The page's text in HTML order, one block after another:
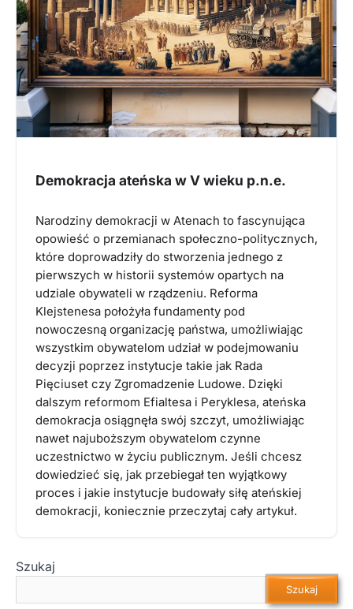
Demokracja ateńska w V wieku p.n.e.
Narodziny demokracji w Atenach to fascynująca
opowieść o przemianach społeczno-politycznych,
które doprowadziły do stworzenia jednego z
pierwszych w historii systemów opartych na
udziale obywateli w rządzeniu. Reforma
Klejstenesa położyła fundamenty pod
nowoczesną organizację państwa, umożliwiając
wszystkim obywatelom udział w podejmowaniu
decyzji poprzez instytucje takie jak Rada
Pięciuset czy Zgromadzenie Ludowe. Dzięki
dalszym reformom Efialtesa i Peryklesa, ateńska
demokracja osiągnęła swój szczyt, umożliwiając
nawet najuboższym obywatelom czynne
uczestnictwo w życiu publicznym. Jeśli chcesz
dowiedzieć się, jak przebiegał ten wyjątkowy
proces i jakie instytucje budowały siłę ateńskiej
demokracji, koniecznie przeczytaj cały artykuł.
Szukaj
Szukaj